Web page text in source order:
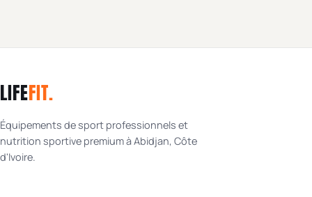
LIFEFIT.
Équipements de sport professionnels et
nutrition sportive premium à Abidjan, Côte
d'Ivoire.